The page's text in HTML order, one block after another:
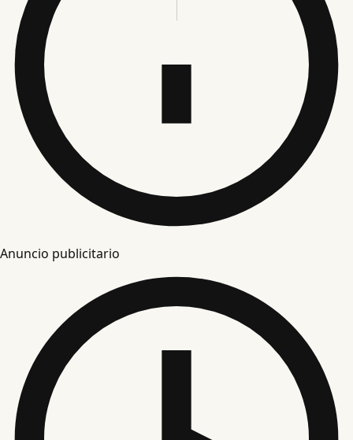
Anuncio publicitario